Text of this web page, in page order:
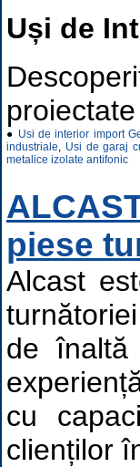
Uși de
● Usi de interior import
industriale, Usi de garaj
metalice izolate antifonic
piese
Alcast
de înaltă
cu
clienților